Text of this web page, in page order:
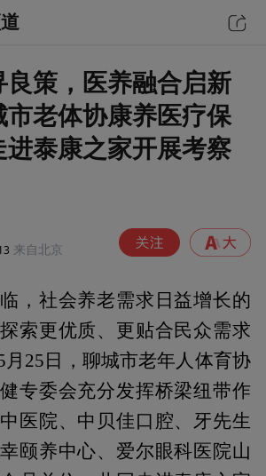
良策，医养融合启新
老体协康养医疗保
进泰康之家开展考察
来自北京
，社会养老需求日益增长的
索更优质、更贴合民众需求
月25日，聊城市老年人体育协
专委会充分发挥桥梁纽带作
医院、中贝佳口腔、牙先生
颐养中心、爱尔眼科医院山